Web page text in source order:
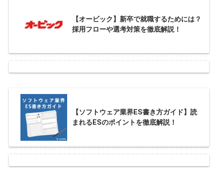
【オービック】新卒で就職するためには？
採用フローや選考対策を徹底解説！
【ソフトウェア業界ES書き方ガイド】読
まれるESのポイントを徹底解説！